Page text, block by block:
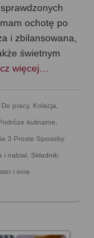
ochotę po
i zbilansowana,
świetnym
więcej…
Do pracy, Kolacja
kulinarne
3 Proste Sposoby
i nabiał Składnik:
i inne